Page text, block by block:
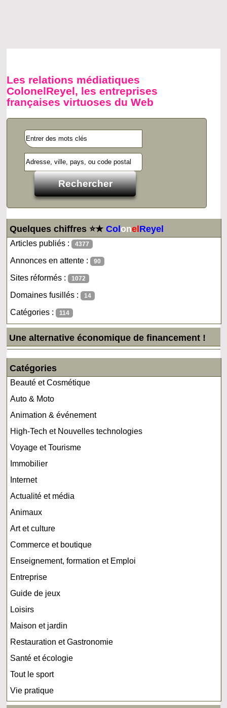
Les relations médiatiques
ColonelReyel, les entreprises
françaises virtuoses du Web
Quelques chiffres ⭐★ColonelReyel
Articles publiés : 4377
Annonces en attente : 90
Sites réformés : 1072
Domaines fusillés : 14
Catégories : 114
Une alternative économique de financement !
Catégories
Beauté et Cosmétique
Auto & Moto
Animation & événement
High-Tech et Nouvelles technologies
Voyage et Tourisme
Immobilier
Internet
Actualité et média
Animaux
Art et culture
Commerce et boutique
Enseignement, formation et Emploi
Entreprise
Guide de jeux
Loisirs
Maison et jardin
Restauration et Gastronomie
Santé et écologie
Tout le sport
Vie pratique